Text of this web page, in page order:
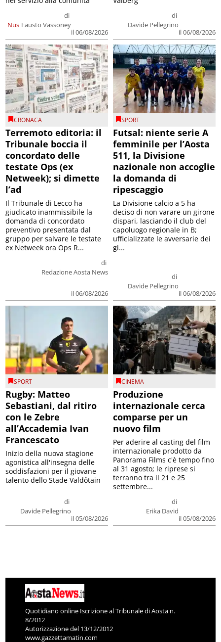
Nus
di
Fausto Vassoney
il 06/08/2026
di
Davide Pellegrino
il 06/08/2026
CRONACA
Terremoto editoria: il
Tribunale boccia il
concordato delle
testate Ops (ex
Netweek); si dimette
l’ad
di
Redazione Aosta News
il 06/08/2026
Il Tribunale di Lecco ha
giudicato inammissibile la
domanda di concordato
preventivo presentata dal
gruppo per salvare le testate
ex Netweek ora Ops R...
SPORT
Futsal: niente serie A
femminile per l’Aosta
511, la Divisione
nazionale non accoglie
la domanda di
ripescaggio
di
Davide Pellegrino
il 06/08/2026
La Divisione calcio a 5 ha
deciso di non varare un girone
dispari, lasciando il club del
capoluogo regionale in B;
ufficializzate le avversarie dei
gi...
SPORT
Rugby: Matteo
Sebastiani, dal ritiro
con le Zebre
all’Accademia Ivan
Francescato
di
Davide Pellegrino
il 05/08/2026
Inizio della nuova stagione
agonistica all'insegna delle
soddisfazioni per il giovane
talento dello Stade Valdôtain
CINEMA
Produzione
internazionale cerca
comparse per un
nuovo film
di
Erika David
il 05/08/2026
Per aderire al casting del film
internazionale prodotto da
Panorama Films c'è tempo fino
al 31 agosto; le riprese si
terranno tra il 21 e 25
settembre...
Quotidiano online Iscrizione al Tribunale di Aosta n.
8/2012
Autorizzazione del 13/12/2012
www.gazzettamatin.com